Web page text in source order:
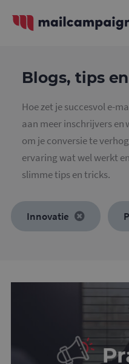
Blogs, tips
Hoe zet je succesvol e-
aan meer inschrijvers en
om je conversie te
ervaring wat wel werkt
slimme tips en tricks.
Innovatie